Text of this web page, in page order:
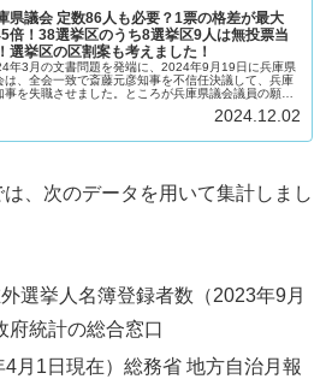
県議会 定数86人も必要？1票の格差が最大
倍！38選挙区のうち8選挙区9人は無投票当
選挙区の区割案も考えました！
年3月の文書問題を発端に、2024年9月19日に兵庫県
は、全会一致で斎藤元彦知事を不信任決議して、兵庫
事を失職させました。ところが兵庫県議会議員の願い
2024.12.02
は、次のデータを用いて集計しまし
選挙人名簿登録者数（2023年9月
府統計の総合窓口
月1日現在）総務省 地方自治月報